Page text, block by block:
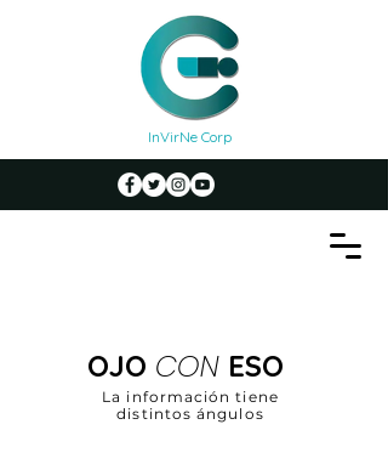
InVirNe Corp
La información tiene
distintos ángulos
OJO CON ESO